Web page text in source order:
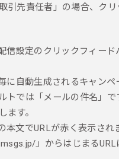
引先責任者」の場合、ク
信設定のクリックフィー
に自動生成されるキャン
トでは「メールの件名」
ます。
本文でURLが赤く表示され
」からはじまる